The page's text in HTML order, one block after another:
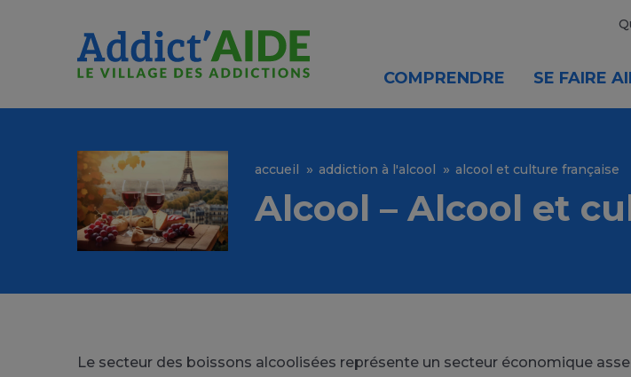
COMPRENDRE SE FAIRE
accueil addiction à l'alcool alcool et culture française
Alcool – Alcool et
Le secteur des boissons alcoolisées représente un secteur économique